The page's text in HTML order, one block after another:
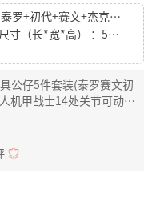
角色 ：泰罗+初代+赛文+杰克+艾斯
带包装尺寸（长*宽*高） ：52*10*46cm
公仔5件套装(泰罗赛文初
机甲战士14处关节可动六